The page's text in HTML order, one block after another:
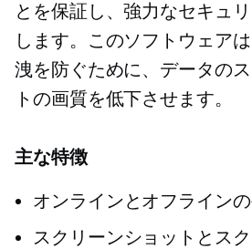
とを保証し、強力なセキュ
します。このソフトウェア
洩を防ぐために、データの
トの画質を低下させます。
主な特徴
オンラインとオフライン
スクリーンショットとス